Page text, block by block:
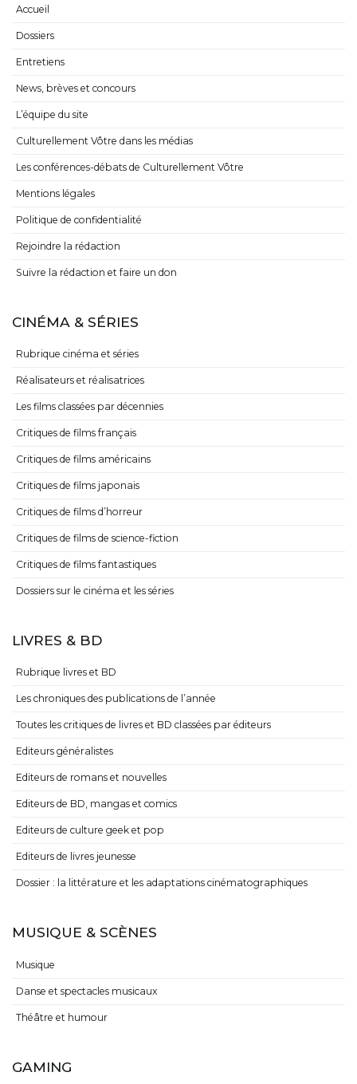
Accueil
Dossiers
Entretiens
News, brèves et concours
L’équipe du site
Culturellement Vôtre dans les médias
Les conférences-débats de Culturellement Vôtre
Mentions légales
Politique de confidentialité
Rejoindre la rédaction
Suivre la rédaction et faire un don
CINÉMA & SÉRIES
Rubrique cinéma et séries
Réalisateurs et réalisatrices
Les films classées par décennies
Critiques de films français
Critiques de films américains
Critiques de films japonais
Critiques de films d’horreur
Critiques de films de science-fiction
Critiques de films fantastiques
Dossiers sur le cinéma et les séries
LIVRES & BD
Rubrique livres et BD
Les chroniques des publications de l’année
Toutes les critiques de livres et BD classées par éditeurs
Editeurs généralistes
Editeurs de romans et nouvelles
Editeurs de BD, mangas et comics
Editeurs de culture geek et pop
Editeurs de livres jeunesse
Dossier : la littérature et les adaptations cinématographiques
MUSIQUE & SCÈNES
Musique
Danse et spectacles musicaux
Théâtre et humour
GAMING